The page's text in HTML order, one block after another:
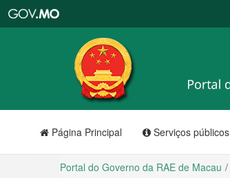
RAE
de
Macau
Página Principal Serviços públicos
Portal do Governo da RAE de Macau